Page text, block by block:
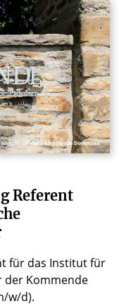
Juergen Landes | Kommende Dortmund
Referent
für das Institut für
der Kommende
w/d).